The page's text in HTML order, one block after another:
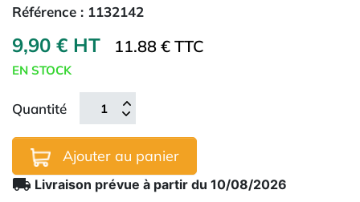
Référence : 1132142
9,90 € HT 11.88 € TTC
EN STOCK
Quantité
Ajouter au panier
local_shipping Livraison prévue à partir du 10/08/2026